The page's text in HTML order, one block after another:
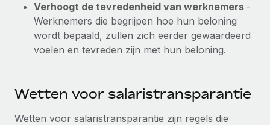
Apparaatbeheer
Lever en track wereldwijd IT-middelen
Entiteiten oprichten
Mobiliteit en overplaatsing
Global Payroll
EOR en PEO
Verhoogt de tevredenheid van werknemers -
Werknemers die begrijpen hoe hun beloning
wordt bepaald, zullen zich eerder gewaardeerd
voelen en tevreden zijn met hun beloning.
Wetten voor salaristransparantie
Wetten voor salaristransparantie zijn regels die